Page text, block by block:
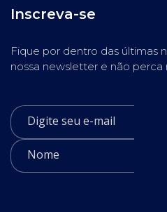
Inscreva-se
Fique por dentro das últimas
nossa newsletter e não